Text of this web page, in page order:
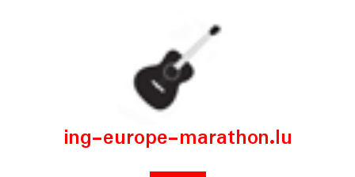
ing-europe-marathon.lu